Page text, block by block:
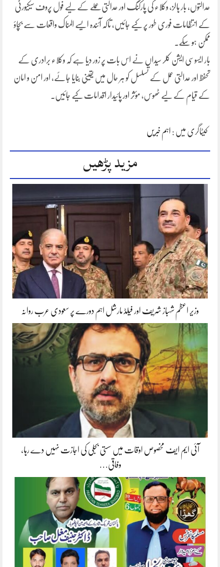
عدالتوں، بار ہالز، وکلاء کی پارکنگ اور عدالتی عملے کے لیے فول پروف سیکیورٹی
کے انتظامات فوری طور پر کیے جائیں، تاکہ آئندہ ایسے المناک واقعات سے بچاؤ
ممکن ہو سکے۔
بار ایسوسی ایشن کلر سیداں نے اس بات پر زور دیا ہے کہ وکلاء برادری کے
تحفظ اور عدالتی عمل کے تسلسل کو ہر حال میں یقینی بنایا جائے، اور امن و امان
کے قیام کے لیے ٹھوس، مؤثر اور پائیدار اقدامات کیے جائیں۔
کیٹاگری میں : اہم خبریں
مزید پڑھیں
وزیر اعظم شہباز شریف اور فیلڈ مارشل اہم دورے پر سعودی عرب روانہ
آئی ایم ایف مخصوص اوقات میں سستی بجلی کی اجازت نہیں دے رہا،
وفاقی…